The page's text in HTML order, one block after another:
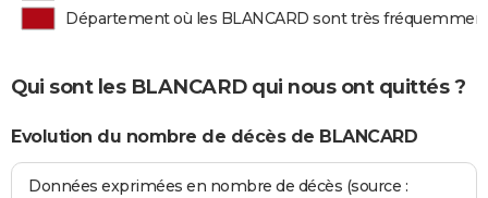
Département où les BLANCARD sont très
Qui sont les BLANCARD qui nous ont quittés ?
Evolution du nombre de décès de BLANCARD
Données exprimées en nombre de décès (source :